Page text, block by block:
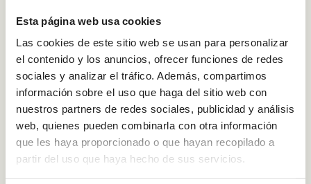
Esta página web usa cookies
Las cookies de este sitio web se usan para personalizar
el contenido y los anuncios, ofrecer funciones de redes
sociales y analizar el tráfico. Además, compartimos
información sobre el uso que haga del sitio web con
nuestros partners de redes sociales, publicidad y análisis
web, quienes pueden combinarla con otra información
que les haya proporcionado o que hayan recopilado a
partir del uso que haya hecho de sus servicios.
nunca deberán estar a
2.25 m de altura de la ducha o
bañera y a menos de 1 metro de
distancia de ella.Esto es
aplicable a los aparatos eléctricos
portátiles. Siemprecon distancia
de seguridad sobre las zonas
donde puede haber agua
Y por supuesto dentro de la